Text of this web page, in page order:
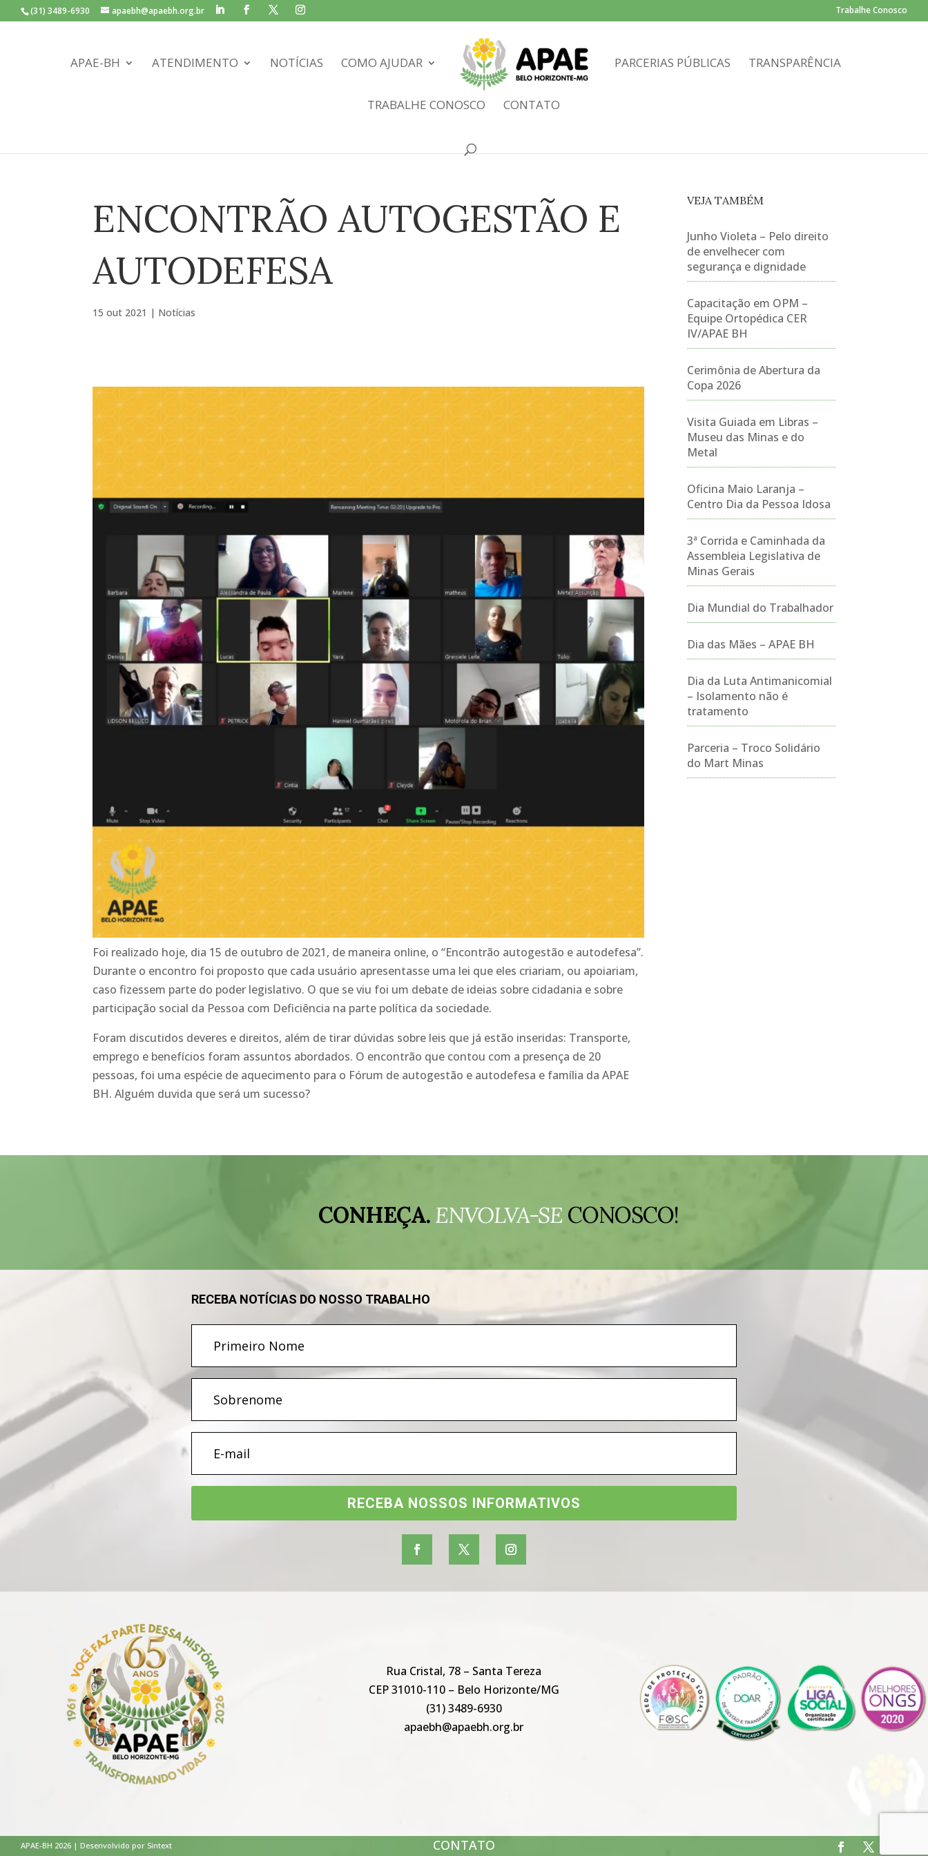
(31) 3489-6930 apaebh@apaebh.org.br Trabalhe Conosco
APAE-BH ATENDIMENTO NOTÍCIAS COMO AJUDAR PARCERIAS PÚBLICAS TRANSPARÊNCIA
TRABALHE CONOSCO CONTATO
ENCONTRÃO AUTOGESTÃO E
AUTODEFESA
15 out 2021 | Notícias
Foi realizado hoje, dia 15 de outubro de 2021, de maneira online, o “Encontrão autogestão e autodefesa”.
Durante o encontro foi proposto que cada usuário apresentasse uma lei que eles criariam, ou apoiariam,
caso fizessem parte do poder legislativo. O que se viu foi um debate de ideias sobre cidadania e sobre
participação social da Pessoa com Deficiência na parte política da sociedade.
Foram discutidos deveres e direitos, além de tirar dúvidas sobre leis que já estão inseridas: Transporte,
emprego e benefícios foram assuntos abordados. O encontrão que contou com a presença de 20
pessoas, foi uma espécie de aquecimento para o Fórum de autogestão e autodefesa e família da APAE
BH. Alguém duvida que será um sucesso?
VEJA TAMBÉM
Junho Violeta – Pelo direito
de envelhecer com
segurança e dignidade
Capacitação em OPM –
Equipe Ortopédica CER
IV/APAE BH
Cerimônia de Abertura da
Copa 2026
Visita Guiada em Libras –
Museu das Minas e do
Metal
Oficina Maio Laranja –
Centro Dia da Pessoa Idosa
3ª Corrida e Caminhada da
Assembleia Legislativa de
Minas Gerais
Dia Mundial do Trabalhador
Dia das Mães – APAE BH
Dia da Luta Antimanicomial
– Isolamento não é
tratamento
Parceria – Troco Solidário
do Mart Minas
CONHEÇA.ENVOLVA-SE CONOSCO!
RECEBA NOTÍCIAS DO NOSSO TRABALHO
RECEBA NOSSOS INFORMATIVOS
Rua Cristal, 78 – Santa Tereza
CEP 31010-110 – Belo Horizonte/MG
(31) 3489-6930
apaebh@apaebh.org.br
APAE-BH 2026 | Desenvolvido por Sintext CONTATO